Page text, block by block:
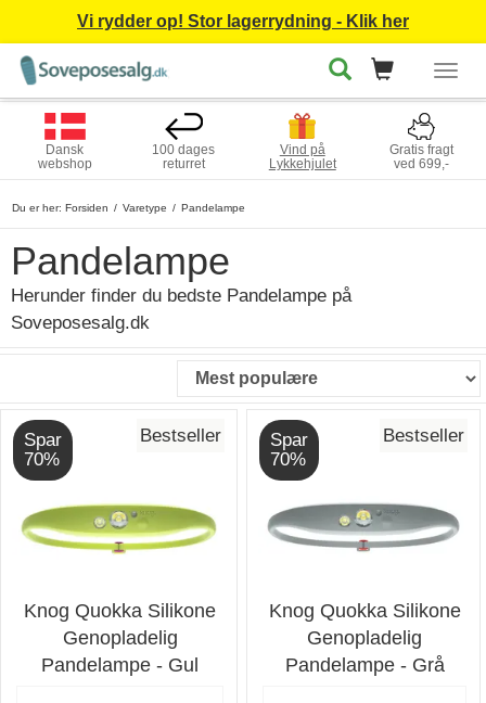
Vi rydder op! Stor lagerrydning - Klik her
Dansk
webshop
100 dages
returret
Vind på
Lykkehjulet
Gratis fragt
ved 699,-
Du er her: Forsiden Varetype Pandelampe
Pandelampe
Herunder finder du bedste Pandelampe på
Soveposesalg.dk
Spar
70%
Bestseller
Knog Quokka Silikone
Genopladelig
Pandelampe - Gul
Spar
70%
Bestseller
Knog Quokka Silikone
Genopladelig
Pandelampe - Grå